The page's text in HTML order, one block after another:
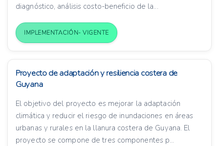
diagnóstico, análisis costo-beneficio de la...
IMPLEMENTACIÓN- VIGENTE
Proyecto de adaptación y resiliencia costera de
Guyana
El objetivo del proyecto es mejorar la adaptación
climática y reducir el riesgo de inundaciones en áreas
urbanas y rurales en la llanura costera de Guyana. El
proyecto se compone de tres componentes p...